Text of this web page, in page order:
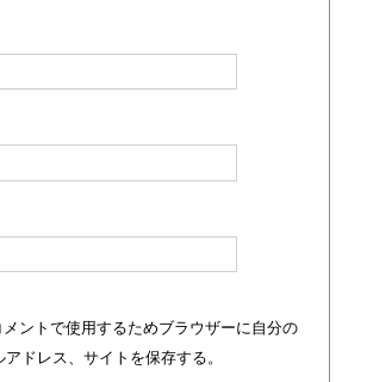
ントで使用するためブラウザーに自分の
ドレス、サイトを保存する。